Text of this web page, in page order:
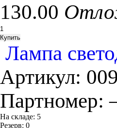
130.00
Лампа
Артикул:
Партномер:
На складе: 5
Резерв: 0